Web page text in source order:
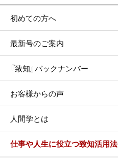
初めての方へ
最新号のご案内
『致知』バックナンバー
お客様からの声
人間学とは
仕事や人生に役立つ致知活用法